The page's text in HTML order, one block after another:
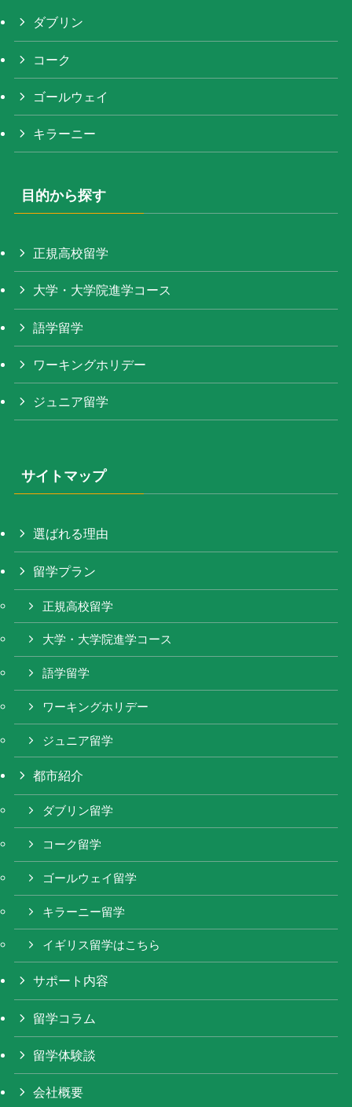
ダブリン
コーク
ゴールウェイ
キラーニー
目的から探す
正規高校留学
大学・大学院進学コース
語学留学
ワーキングホリデー
ジュニア留学
サイトマップ
選ばれる理由
留学プラン
正規高校留学
大学・大学院進学コース
語学留学
ワーキングホリデー
ジュニア留学
都市紹介
ダブリン留学
コーク留学
ゴールウェイ留学
キラーニー留学
イギリス留学はこちら
サポート内容
留学コラム
留学体験談
会社概要